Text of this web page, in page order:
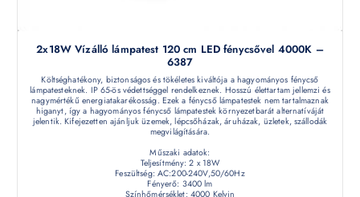
2x18W Vízálló lámpatest 120 cm LED fénycsővel 4000K –
6387
Költséghatékony, biztonságos és tökéletes kiváltója a hagyományos fénycső
lámpatesteknek. IP 65-ös védettséggel rendelkeznek. Hosszú élettartam jellemzi és
nagymértékű energiatakarékosság. Ezek a fénycső lámpatestek nem tartalmaznak
higanyt, így a hagyományos fénycső lámpatestek környezetbarát alternatíváját
jelentik. Kifejezetten ajánljuk üzemek, lépcsőházak, áruházak, üzletek, szállodák
megvilágítására.
Műszaki adatok:
Teljesítmény: 2 x 18W
Feszültség: AC:200-240V,50/60Hz
Fényerő: 3400 lm
Színhőmérséklet: 4000 Kelvin